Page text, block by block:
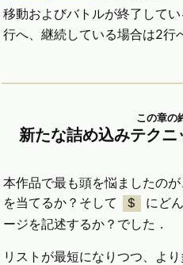
移動およびバトルが終了して
行へ、継続している場合は2行
この章の
新たな詰め込みテクニ
本作品で最も頭を悩ましたの
を当てるか？そして
$
にど
ージを記述するか？でした．
リストが最短になりつつ、よ